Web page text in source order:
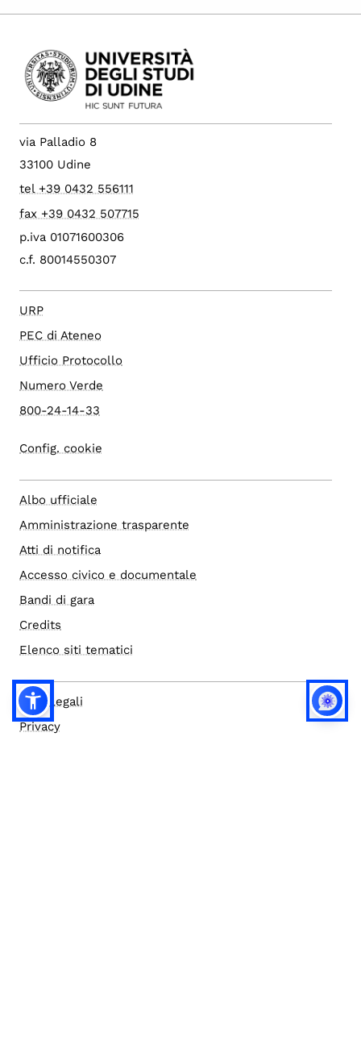
via Palladio 8
33100 Udine
tel +39 0432 556111
fax +39 0432 507715
p.iva 01071600306
c.f. 80014550307
URP
PEC di Ateneo
Ufficio Protocollo
Numero Verde
800-24-14-33
Config. cookie
Albo ufficiale
Amministrazione trasparente
Atti di notifica
Accesso civico e documentale
Bandi di gara
Credits
Elenco siti tematici
Note legali
Privacy